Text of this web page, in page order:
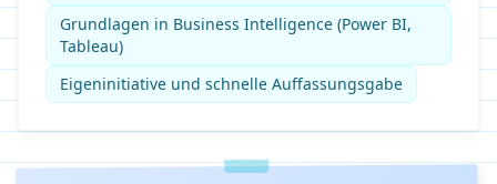
Grundlagen in Business Intelligence (Power BI,
Tableau)
Eigeninitiative und schnelle Auffassungsgabe